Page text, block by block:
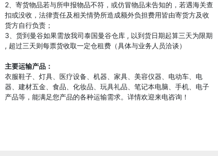
2、寄货物品若与所申报物品不符，或仿冒物品未告知的，若遇海关查
扣或没收，法律责任及相关情势所造成额外负担费用皆由寄货方及收
货方自行负责；
3、货到曼谷如果需放我司泰国曼谷仓库 , 以到货日期起算三天为限期
, 超过三天则每票货收取一定仓租费（具体与业务人员洽谈）
主要运输产品：
衣服鞋子、灯具、医疗设备、机器、家具、美容仪器、电动车、电
器、建材五金、食品、化妆品、玩具礼品、笔记本电脑、手机、电子
产品等，能满足您产品的各种运输需求。详情欢迎来电咨询！